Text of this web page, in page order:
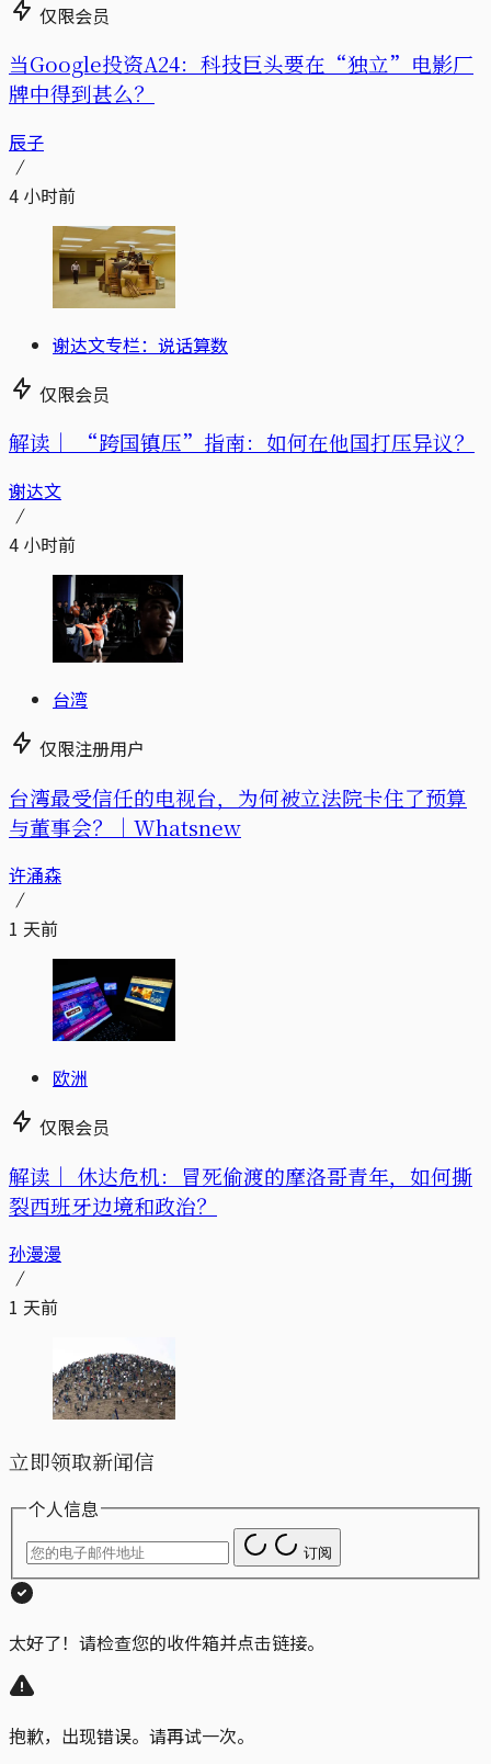
仅限会员
当Google投资A24：科技巨头要在“独立”电影厂
牌中得到甚么？
辰子
4 小时前
谢达文专栏：说话算数
仅限会员
解读｜ “跨国镇压”指南：如何在他国打压异议？
谢达文
4 小时前
台湾
仅限注册用户
台湾最受信任的电视台，为何被立法院卡住了预算
与董事会？｜Whatsnew
许涌森
1 天前
欧洲
仅限会员
解读｜ 休达危机：冒死偷渡的摩洛哥青年，如何撕
裂西班牙边境和政治？
孙漫漫
1 天前
立即领取新闻信
个人信息
订阅
太好了！请检查您的收件箱并点击链接。
抱歉，出现错误。请再试一次。